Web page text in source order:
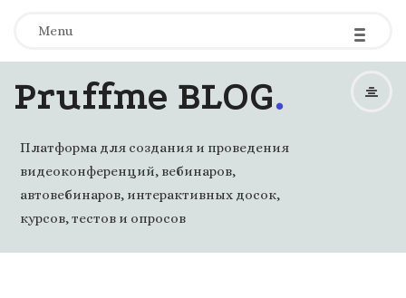
Menu -
-
-
Pruffme BLOG.
Платформа для создания и проведения
видеоконференций, вебинаров,
автовебинаров, интерактивных досок,
курсов, тестов и опросов